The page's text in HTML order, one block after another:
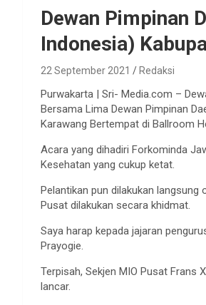
Dewan Pimpinan
Indonesia)
22 September 2021 Redaksi
Purwakarta | Sri- Media.com –
Bersama Lima Dewan Pimpinan
Karawang Bertempat di Ballroom
Acara yang dihadiri Forkominda
Kesehatan yang cukup ketat.
Pelantikan pun dilakukan langsung
Pusat dilakukan secara khidmat.
Saya harap kepada jajaran
Prayogie.
Terpisah, Sekjen MIO Pusat Frans
lancar.